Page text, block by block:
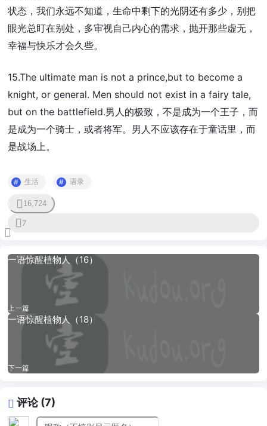
状态，我们永远不知道，生命中剩下的光阴还有多少，别把
眼光总盯在别处，多审视自己内心的需求，抛开那些虚无，
幸福与快乐才会久些。
15.The ultimate man is not a prince,but to become a
knight, or general. Men should not exist in a fairy tale,
but on the battlefield.男人的极致，不是成为一个王子，而
是成为一个骑士，或者将军。男人不应该存在于童话里，而
是战场上。
生活 语录
16,724
7
一语惊醒植物人（16）
上一篇
一语惊醒植物人（18）
下一篇
评论 (7)